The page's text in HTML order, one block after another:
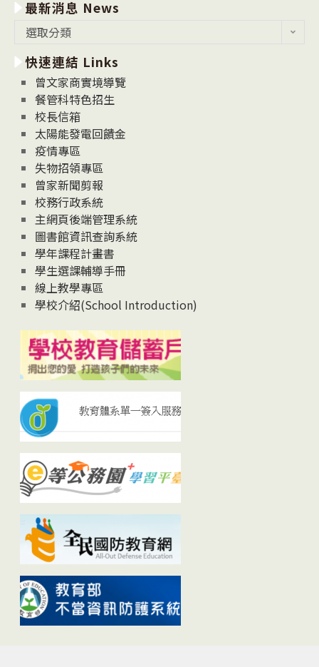
最新消息 News
消
息
News
選取分類
快速連結 Links
曾文家商實境導覽
餐管科特色招生
校長信箱
太陽能發電回饋金
疫情專區
失物招領專區
曾家新聞剪報
校務行政系統
主網頁後端管理系統
圖書館資訊查詢系統
學年課程計畫書
學生選課輔導手冊
線上教學專區
學校介紹(School Introduction)